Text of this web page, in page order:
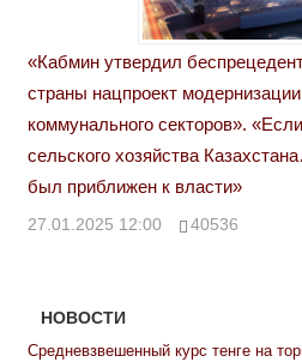
«Кабмин утвердил
страны нацпроект модернизации
коммунального секторов».
сельского хозяйства
был приближен к власти»
27.01.2025 12:00 40536
НОВОСТИ
Средневзвешенный курс тенге на